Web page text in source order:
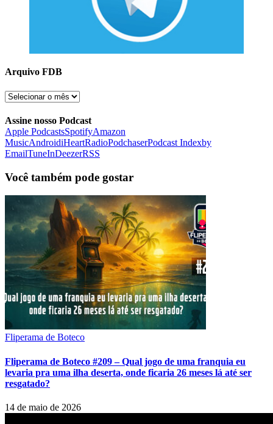
Arquivo FDB
Arquivo
Assine nosso Podcast
Apple PodcastsSpotifyAmazon
MusicAndroidiHeartRadioPodchaserPodcast Indexby
EmailTuneInDeezerRSS
Você também pode gostar
Fliperama de Boteco
Fliperama de Boteco #209 – Qual jogo de uma franquia eu
levaria pra uma ilha deserta, onde ficaria 26 meses lá até ser
resgatado?
14 de maio de 2026